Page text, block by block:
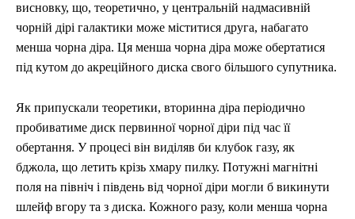
висновку, що, теоретично, у центральній надмасивній
чорній дірі галактики може міститися друга, набагато
менша чорна діра. Ця менша чорна діра може обертатися
під кутом до акреційного диска свого більшого супутника.
Як припускали теоретики, вторинна діра періодично
пробиватиме диск первинної чорної діри під час її
обертання. У процесі він виділяв би клубок газу, як
бджола, що летить крізь хмару пилку. Потужні магнітні
поля на північ і південь від чорної діри могли б викинути
шлейф вгору та з диска. Кожного разу, коли менша чорна